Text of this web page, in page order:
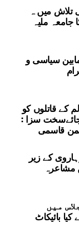
تلاش میں ہ
جامعہ ملیہ
سیاسی و
کے قاتلوں کو
جائےسخت سزا :
قاسمی
کے زیر
مشاعرہ
میں